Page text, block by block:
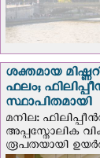
ശക്തമായ
ഫലം;
സ്ഥാപിതമായി
മനില:
അപ്പസ്തോലിക
രൂപതയായി